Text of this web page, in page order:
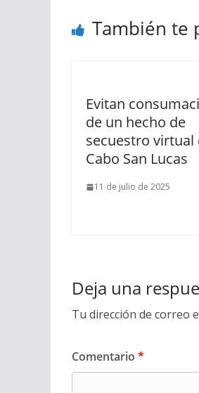
También te
Evitan
de un hecho de
secuestro virtual
Cabo San Lucas
11 de julio de 2025
Deja una
Tu dirección de correo
Comentario *